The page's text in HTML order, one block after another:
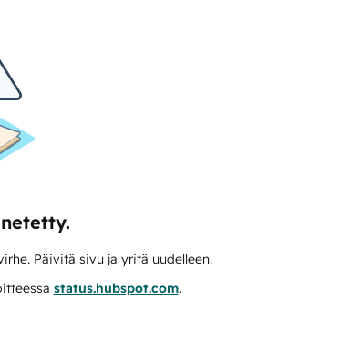
Päivitä sivu ja yritä uudelleen.
status.hubspot.com.